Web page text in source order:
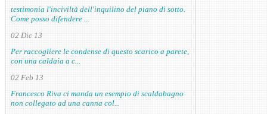
testimonia l'inciviltà dell'inquilino del piano di sotto.
Come posso difendere ...
02 Dic 13
Per raccogliere le condense di questo scarico a parete,
con una caldaia a c...
02 Feb 13
Francesco Riva ci manda un esempio di scaldabagno
non collegato ad una canna col...